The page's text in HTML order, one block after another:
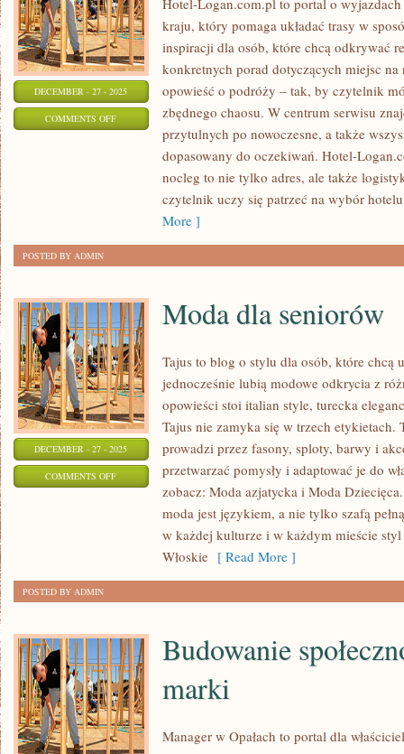
DECEMBER - 27 - 2025
COMMENTS OFFON
TAJEMNICE
Hotel-Logan.com.pl to portal o
kraju, który pomaga układać trasy w
inspiracji dla osób, które chcą odkrywać
konkretnych porad dotyczących miejsc na
opowieść o podróży – tak, by czytelnik
zbędnego chaosu. W centrum serwisu
przytulnych po nowoczesne, a także
dopasowany do oczekiwań. Hotel-
nocleg to nie tylko adres, ale także
czytelnik uczy się patrzeć na wybór
More ]
POSTED BY ADMIN
DECEMBER - 27 - 2025
COMMENTS OFFON
Moda dla seniorów
Tajus to blog o stylu dla osób, które chcą
jednocześnie lubią modowe odkrycia z
opowieści stoi italian style, turecka
Tajus nie zamyka się w trzech
prowadzi przez fasony, sploty, barwy i
przetwarzać pomysły i adaptować je do
zobacz: Moda azjatycka i Moda
moda jest językiem, a nie tylko szafą
w każdej kulturze i w każdym mieście
Włoskie [ Read More ]
POSTED BY ADMIN
Budowanie
marki
Manager w Opałach to portal dla